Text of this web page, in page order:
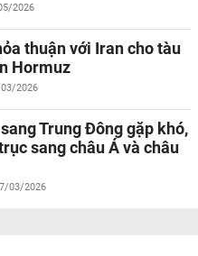
2026
thuận với Iran cho tàu
Hormuz
2026
Trung Đông gặp khó,
sang châu Á và châu
03/2026